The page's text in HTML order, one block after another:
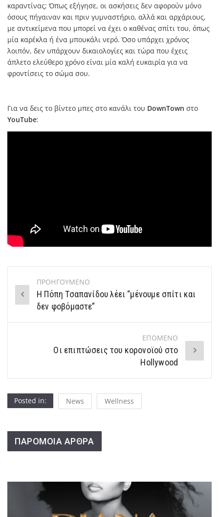
καραντίνας; Όπως εξήγησε, οι ασκήσεις δεν αφορούν μόνο
όσους πήγαιναν και πριν γυμναστήριο, αλλά και αρχάριους,
με αντικείμενα που μπορεί να έχει ο καθένας σπίτι του, όπως
μία καρέκλα ή ένα μπουκάλι νερό. Όσο υπάρχει χρόνος
λοιπόν, δεν υπάρχουν δικαιολογίες και τώρα που έχεις
άπλετο ελεύθερο χρόνο είναι μία καλή ευκαιρία για να
φροντίσεις το σώμα σου.
Για να δεις το βίντεο μπες στο κανάλι του DownTown στο
YouTube:
Post
navigation
ΠΡΟΗΓΟΥΜΕΝΟ
Η Πόπη Τσαπανίδου λέει “μένουμε σπίτι και
δεν φοβόμαστε”
ΕΠΟΜΕΝΟ
Οι επιπτώσεις του κορονοϊού στο
Hollywood
Posted in: News Wellness
ΠΑΡΟΜΟΙΑ ΑΡΘΡΑ